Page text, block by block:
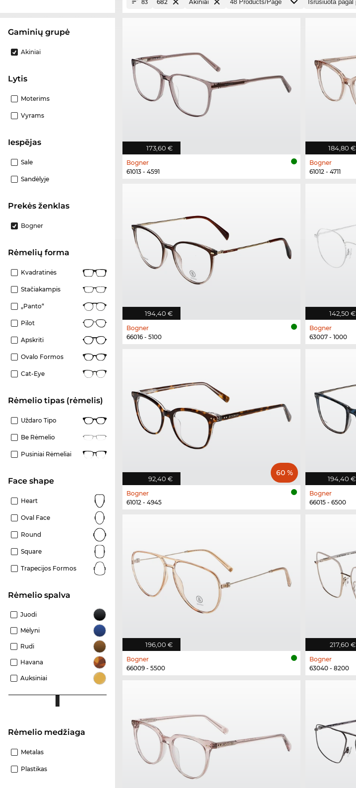
Gaminių grupė
Akiniai
Lytis
Moterims
Vyrams
Iespējas
Sale
Sandėlyje
Prekės ženklas
Bogner
Rėmelių forma
Kvadratinės
Stačiakampis
„Panto“
Pilot
Apskriti
Ovalo Formos
Cat-Eye
Rėmelio tipas (rėmelis)
Uždaro Tipo
Be Rėmelio
Pusiniai Rėmeliai
Face shape
Heart
Oval Face
Round
Square
Trapecijos Formos
Rėmelio spalva
Juodi
Mėlyni
Rudi
Havana
Auksiniai
Rėmelio medžiaga
Metalas
Plastikas
83 682 Akiniai
173,60 €
Bogner
61013 - 4591
184,80 €
Bogner
61012 - 4711
194,40 €
Bogner
66016 - 5100
142,50 €
Bogner
63007 - 1000
92,40 €
60 %
Bogner
61012 - 4945
194,40 €
Bogner
66015 - 6500
196,00 €
Bogner
66009 - 5500
217,60 €
Bogner
63040 - 8200